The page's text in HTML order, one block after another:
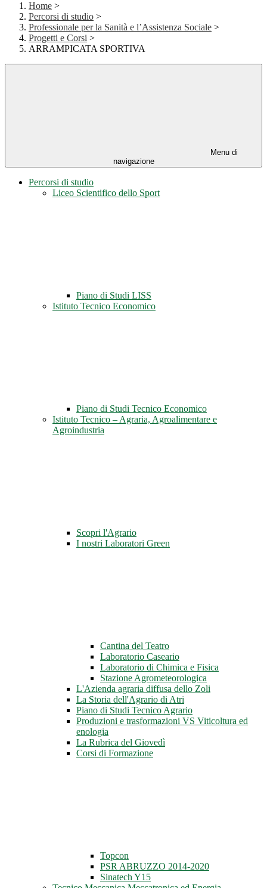
Home >
Percorsi di studio >
Professionale per la Sanità e l’Assistenza Sociale >
Progetti e Corsi >
ARRAMPICATA SPORTIVA
Menu di
navigazione
Percorsi di studio
Liceo Scientifico dello Sport
Piano di Studi LISS
Istituto Tecnico Economico
Piano di Studi Tecnico Economico
Istituto Tecnico – Agraria, Agroalimentare e
Agroindustria
Scopri l'Agrario
I nostri Laboratori Green
Cantina del Teatro
Laboratorio Caseario
Laboratorio di Chimica e Fisica
Stazione Agrometeorologica
L'Azienda agraria diffusa dello Zoli
La Storia dell'Agrario di Atri
Piano di Studi Tecnico Agrario
Produzioni e trasformazioni VS Viticoltura ed
enologia
La Rubrica del Giovedì
Corsi di Formazione
Topcon
PSR ABRUZZO 2014-2020
Sinatech Y15